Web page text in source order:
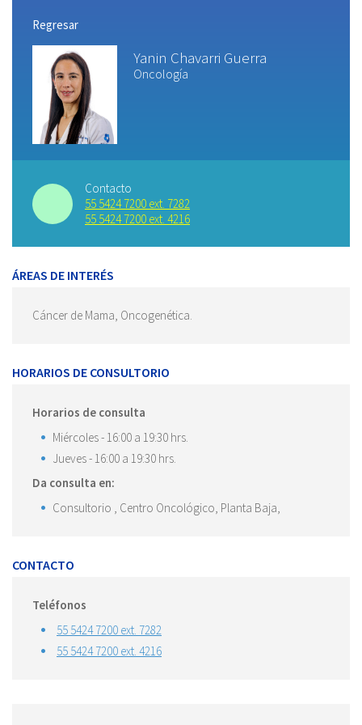
Regresar
Yanin Chavarri Guerra
Oncología
Contacto
55 5424 7200 ext. 7282
55 5424 7200 ext. 4216
ÁREAS DE INTERÉS
Cáncer de Mama, Oncogenética.
HORARIOS DE CONSULTORIO
Horarios de consulta
Miércoles- 16:00 a 19:30 hrs.
Jueves- 16:00 a 19:30 hrs.
Da consulta en:
Consultorio , Centro Oncológico, Planta Baja,
CONTACTO
Teléfonos
55 5424 7200 ext. 7282
55 5424 7200 ext. 4216